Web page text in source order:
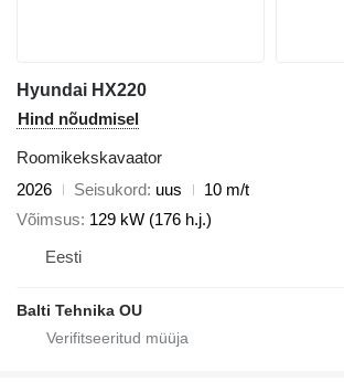
Hyundai HX220
Hind nõudmisel
Roomikekskavaator
2026
Seisukord uus
10 m/t
Võimsus 129 kW (176 h.j.)
Eesti
Balti Tehnika OU